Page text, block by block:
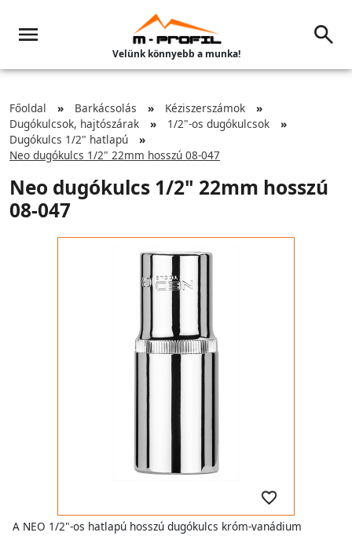
Velünk könnyebb a munka!
Főoldal Barkácsolás
Kéziszerszámok
Dugókulcsok, hajtószárak
1/2"-os dugókulcsok
Dugókulcs 1/2" hatlapú
Neo dugókulcs 1/2" 22mm hosszú 08-047
Neo dugókulcs 1/2" 22mm hosszú
08-047
A NEO 1/2"-os hatlapú hosszú dugókulcs króm-vanádium